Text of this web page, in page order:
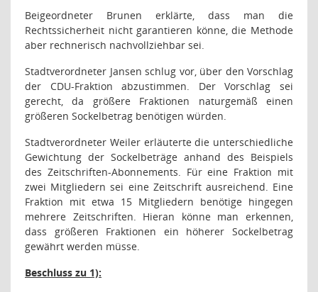
Beigeordneter Brunen erklärte, dass man die
Rechtssicherheit nicht garantieren könne, die Methode
aber rechnerisch nachvollziehbar sei.
Stadtverordneter Jansen schlug vor, über den Vorschlag
der CDU-Fraktion abzustimmen. Der Vorschlag sei
gerecht, da größere Fraktionen naturgemäß einen
größeren Sockelbetrag benötigen würden.
Stadtverordneter Weiler erläuterte die unterschiedliche
Gewichtung der Sockelbeträge anhand des Beispiels
des Zeitschriften-Abonnements. Für eine Fraktion mit
zwei Mitgliedern sei eine Zeitschrift ausreichend. Eine
Fraktion mit etwa 15 Mitgliedern benötige hingegen
mehrere Zeitschriften. Hieran könne man erkennen,
dass größeren Fraktionen ein höherer Sockelbetrag
gewährt werden müsse.
Beschluss zu 1):